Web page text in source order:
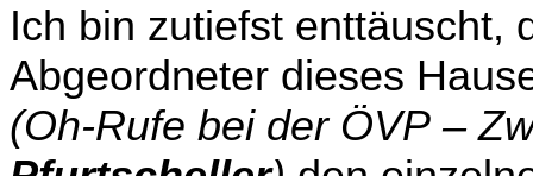
Ich bin zutiefst enttäuscht,
Abgeordneter dieses
(Oh-Rufe bei der ÖVP –